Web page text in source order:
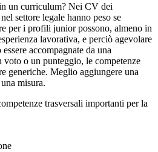
un curriculum? Nei CV dei
settore legale hanno peso se
per i profili junior possono, almeno in
lavorativa, e perciò agevolare
accompagnate da una
voto o un punteggio, le competenze
generiche. Meglio aggiungere una
misura.
trasversali importanti per la